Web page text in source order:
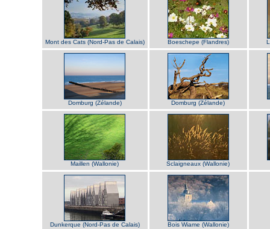
Mont des Cats (Nord-Pas de Calais) Boeschepe (Flandres)
Domburg (Zélande) Domburg (Zélande)
Maillen (Wallonie) Sclaigneaux (Wallonie)
Dunkerque (Nord-Pas de Calais) Bois Wiame (Wallonie)